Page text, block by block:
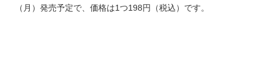
（月）発売予定で、価格は1つ198円（税込）です。